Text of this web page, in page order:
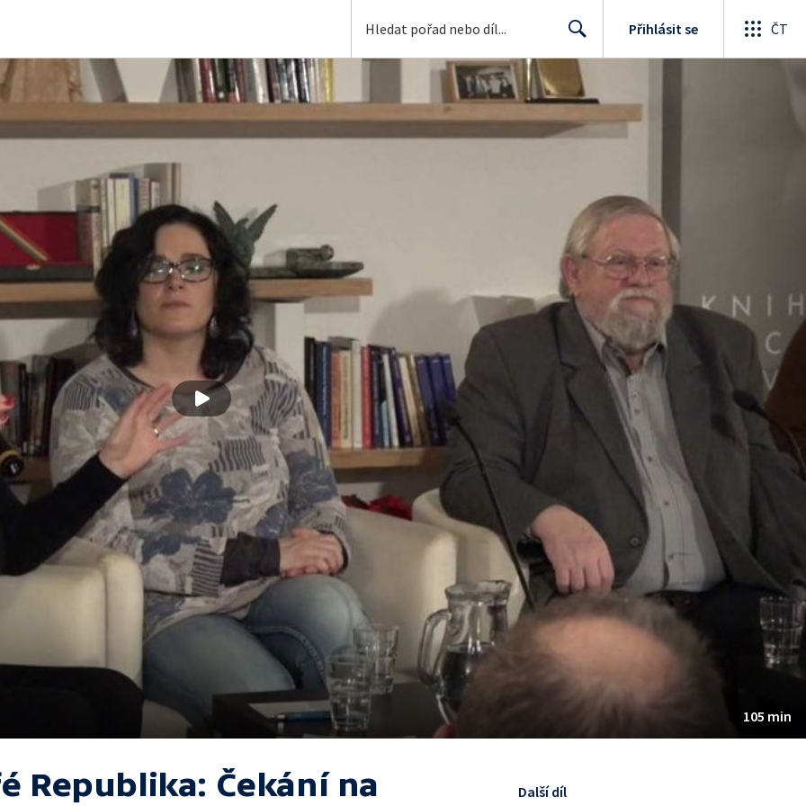
Search
Přihlásit se ČT
105 min
Republika: Čekání na
Další díl